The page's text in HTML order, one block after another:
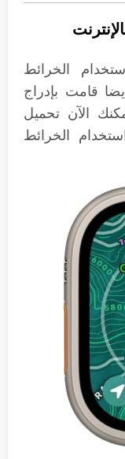
الخرائط
قامت بإدراج
الآن تحميل
الخرائط